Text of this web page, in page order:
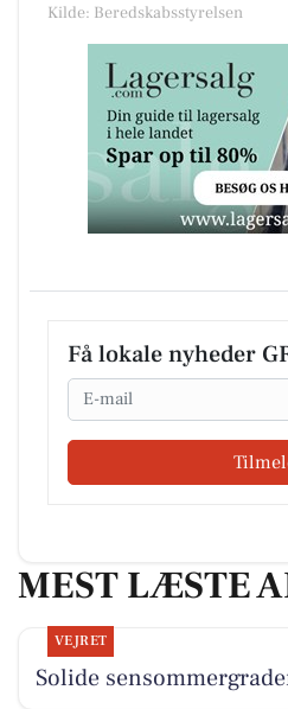
Kilde: Beredskabsstyrelsen
Få lokale nyheder
Email
MEST LÆSTE
VEJRET
Solide